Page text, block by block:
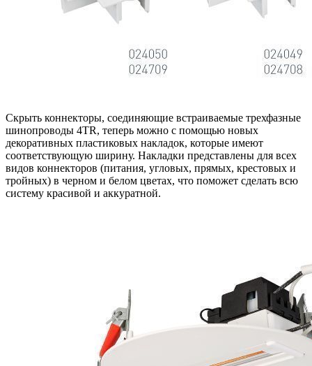
Скрыть коннекторы, соединяющие встраиваемые трехфазные
шинопроводы 4TR, теперь можно с помощью новых
декоративных пластиковых накладок, которые имеют
соответствующую ширину. Накладки представлены для всех
видов коннекторов (питания, угловых, прямых, крестовых и
тройных) в черном и белом цветах, что поможет сделать всю
систему красивой и аккуратной.